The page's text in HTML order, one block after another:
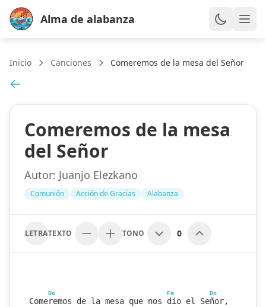
Alma de alabanza
Inicio Canciones Comeremos de la mesa del Señor
Comeremos de la mesa
del Señor
Autor: Juanjo Elezkano
Comunión Acción de Gracias Alabanza
LETRATEXTO TONO 0
Do Fa Do
Comeremos de la mesa que nos dio el Señor,